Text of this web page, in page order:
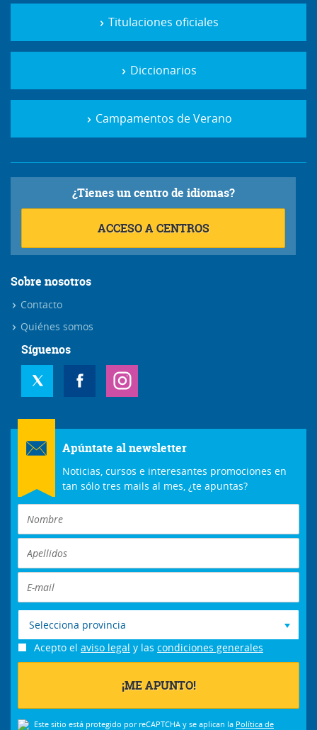
Titulaciones oficiales
Diccionarios
Campamentos de Verano
¿Tienes un centro de idiomas?
ACCESO A CENTROS
Sobre nosotros
Contacto
Quiénes somos
Síguenos
Apúntate al newsletter
Noticias, cursos e interesantes promociones en
tan sólo tres mails al mes, ¿te apuntas?
Selecciona provincia
Acepto el aviso legal y las condiciones generales
Este sitio está protegido por reCAPTCHA y se aplican la Política de